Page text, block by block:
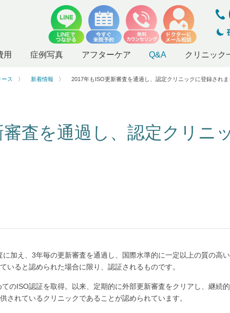
用 症例写真 アフターケア Q&A クリニック
ス 新着情報 2017年もISO更新審査を通過し、認定クリニックに登録されま
審査を通過し、認定クリニ
加え、3年毎の更新審査を通過し、国際水準的に一定以上の質の高
いると認められた場合に限り、認証されるものです。
のISO認証を取得。以来、定期的に外部更新審査をクリアし、継続
されているクリニックであることが認められています。